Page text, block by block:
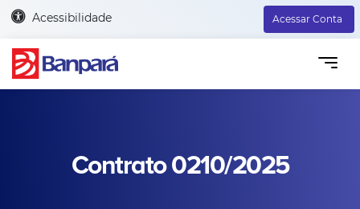
Acessibilidade Acessar Conta
Contrato 0210/2025